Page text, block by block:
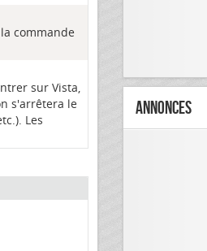
commande
sur Vista,
s'arrêtera le
Les
Annonces